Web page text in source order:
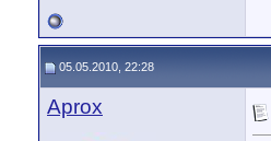
05.05.2010, 22:28
Aprox